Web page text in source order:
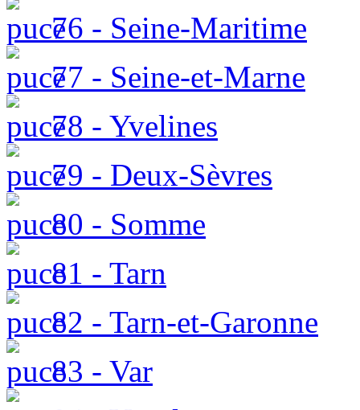
76 - Seine-Maritime
77 - Seine-et-Marne
78 - Yvelines
79 - Deux-Sèvres
80 - Somme
81 - Tarn
82 - Tarn-et-Garonne
83 - Var